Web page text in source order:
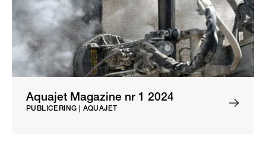
Aquajet Magazine nr 1 2024
PUBLICERING | AQUAJET